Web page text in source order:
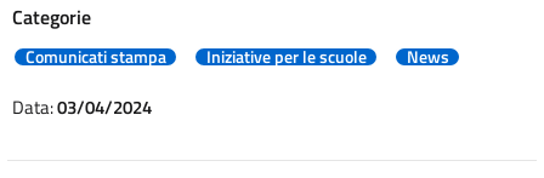
Categorie
Comunicati stampa Iniziative per le scuole News
Data:03/04/2024